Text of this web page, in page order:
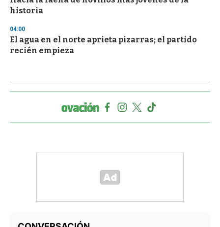
historia
04:00
El agua en el norte aprieta pizarras; el partido
recién empieza